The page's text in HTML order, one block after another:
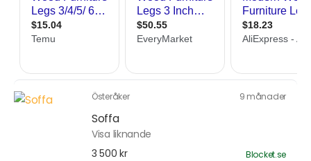
Österåker 9 månader
Soffa
Visa liknande
3 500 kr
Blocket.se